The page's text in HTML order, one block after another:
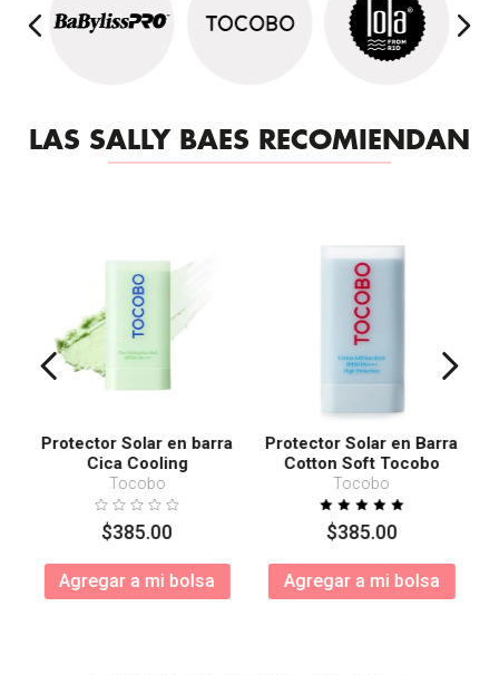
LAS SALLY BAES RECOMIENDAN
Protector Solar en barra
Cica Cooling
Tocobo
$385.00
Agregar a mi bolsa
Protector Solar en Barra
Cotton Soft Tocobo
SPF50+ PA++++
Tocobo
$385.00
Agregar a mi bolsa